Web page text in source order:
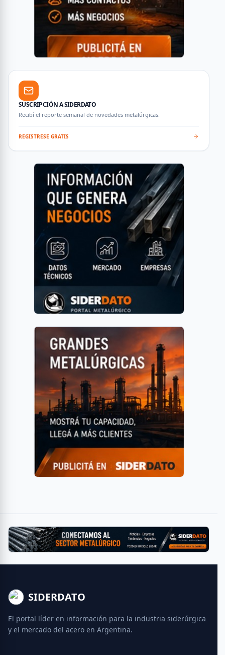
SUSCRIPCIÓN A SIDERDATO
Recibí el reporte semanal de novedades metalúrgicas.
REGISTRESE GRATIS
SIDERDATO
El portal líder en información para la industria siderúrgica
y el mercado del acero en Argentina.